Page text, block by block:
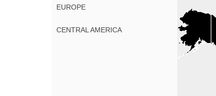
Rm-Pam Representações
JLX Representação
EUROPE
CENTRAL AMERICA